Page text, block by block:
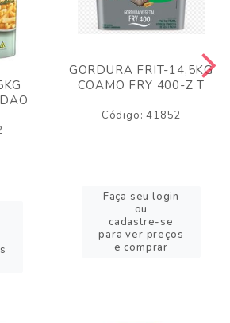
GORDURA FRIT-14,5KG
COAMO FRY 400-Z T
Código: 41852
Faça seu login
ou
cadastre-se
para ver preços
e comprar